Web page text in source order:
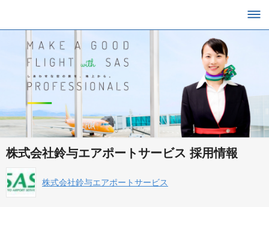
株式会社鈴与エアポートサービス 採用情報
株式会社鈴与エアポートサービス